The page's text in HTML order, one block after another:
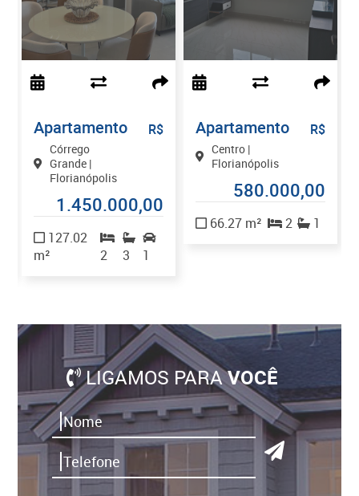
Apartamento
Córrego
Grande |
Florianópolis
R$
1.450.000,00
127.02
m²
2 3 1
Apartamento
Centro |
Florianópolis
R$
580.000,00
66.27 m² 2
1
LIGAMOS PARAVOCÊ